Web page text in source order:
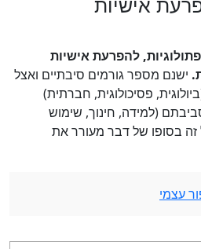
להפרעת אישיות
ישנם מספר גורמים סיבתיים ואצל
פסיכולוגית, חברתית)
(למידה, חינוך, שימוש
זה בסופו של דבר מעורר את